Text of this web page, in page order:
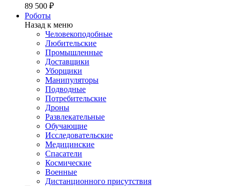
89 500 ₽
Роботы
Назад к меню
Человекоподобные
Любительские
Промышленные
Доставщики
Уборщики
Манипуляторы
Подводные
Потребительские
Дроны
Развлекательные
Обучающие
Исследовательские
Медицинские
Спасатели
Космические
Военные
Дистанционного присутствия